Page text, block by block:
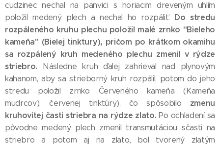
cudzinec nechal na panvici s horiacim dreveným uhlím
položil medený plech a nechal ho rozpáliť. Do stredu
rozpáleného kruhu plechu položil malé zrnko "Bieleho
kameňa" (Bielej tinktury), pričom po krátkom okamihu
sa rozpálený kruh medeného plechu zmenil v rýdze
striebro. Následne kruh ďalej zahrieval nad plynovým
kahanom, aby sa strieborný kruh rozpálil, potom do jeho
stredu položil zrnko Červeného kameňa (Kameňa
mudrcov), červenej tinktúry), čo spôsobilo zmenu
kruhovitej časti striebra na rýdze zlato. Po ochladení sa
pôvodne medený plech zmenil transmutáciou sčasti na
striebro a potom aj na zlato, bol tvorený zlatým